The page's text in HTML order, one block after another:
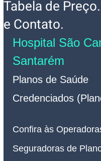
Tabela de
e Contato.
Hospital São
Santarém
Planos de Saúde
Credenciados
Confira às
Seguradoras de